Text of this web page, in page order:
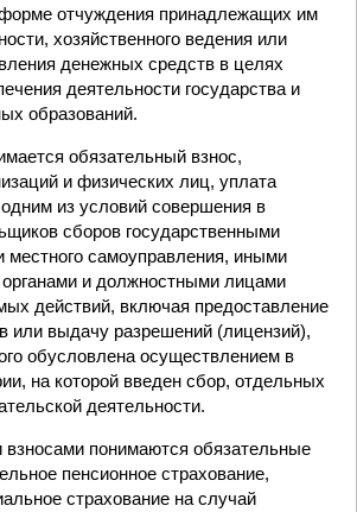
отчуждения принадлежащих им
хозяйственного ведения или
денежных средств в целях
деятельности государства и
образований.
обязательный взнос,
и физических лиц, уплата
одним из условий совершения в
сборов государственными
местного самоуправления, иными
и должностными лицами
действий, включая предоставление
или выдачу разрешений (лицензий),
обусловлена осуществлением в
на которой введен сбор, отдельных
деятельности.
понимаются обязательные
пенсионное страхование,
страхование на случай